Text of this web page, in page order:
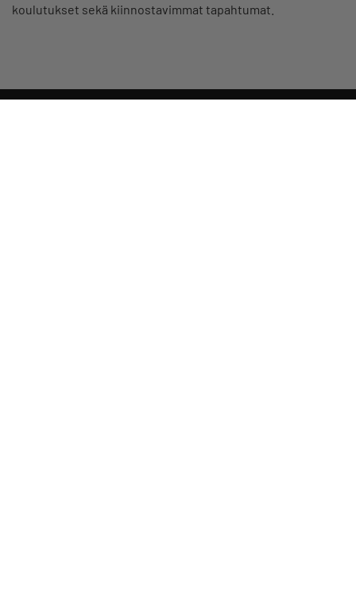
koulutukset sekä kiinnostavimmat tapahtumat.